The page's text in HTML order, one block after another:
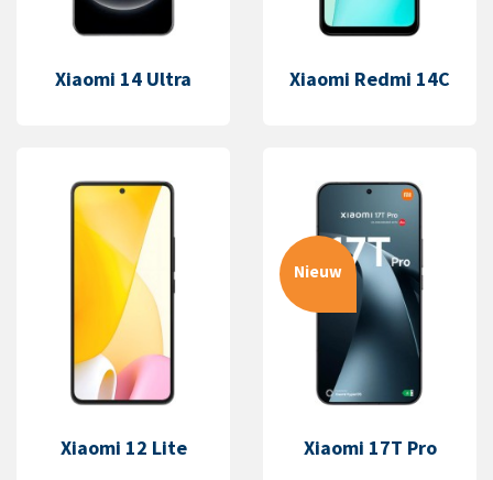
Xiaomi 14 Ultra Xiaomi Redmi 14C
Xiaomi 12 Lite
Nieuw
Xiaomi 17T Pro